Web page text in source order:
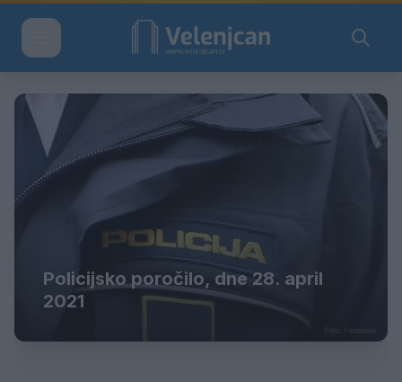
Policijsko poročilo, dne 28. april
2021